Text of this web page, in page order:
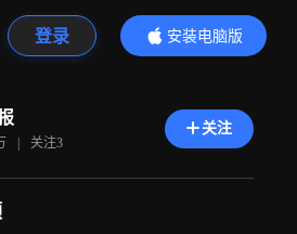
登录
安装电脑版
内容更精彩
| 关注3
关注